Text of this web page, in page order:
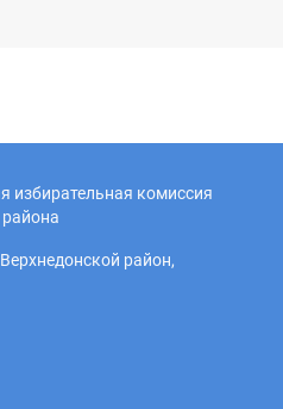
избирательная комиссия
района
район,